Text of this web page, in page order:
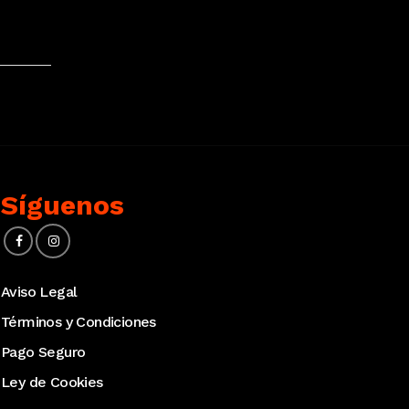
Síguenos
Aviso Legal
Términos y Condiciones
Pago Seguro
Ley de Cookies